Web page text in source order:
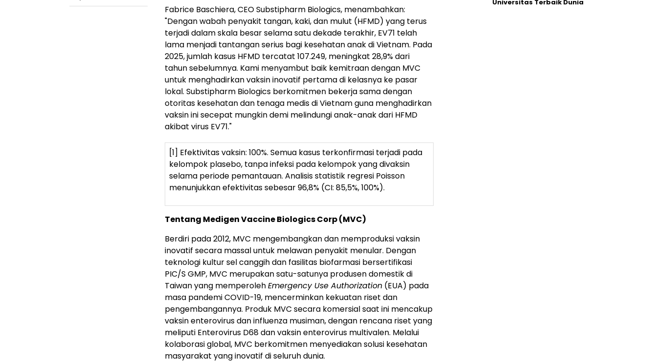
Fabrice Baschiera, CEO Substipharm Biologics, menambahkan:
"Dengan wabah penyakit tangan, kaki, dan mulut (HFMD) yang terus
terjadi dalam skala besar selama satu dekade terakhir, EV71 telah
lama menjadi tantangan serius bagi kesehatan anak di Vietnam. Pada
2025, jumlah kasus HFMD tercatat 107.249, meningkat 28,9% dari
tahun sebelumnya. Kami menyambut baik kemitraan dengan MVC
untuk menghadirkan vaksin inovatif pertama di kelasnya ke pasar
lokal. Substipharm Biologics berkomitmen bekerja sama dengan
otoritas kesehatan dan tenaga medis di Vietnam guna menghadirkan
vaksin ini secepat mungkin demi melindungi anak-anak dari HFMD
akibat virus EV71."
[1] Efektivitas vaksin: 100%. Semua kasus terkonfirmasi terjadi pada
kelompok plasebo, tanpa infeksi pada kelompok yang divaksin
selama periode pemantauan. Analisis statistik regresi Poisson
menunjukkan efektivitas sebesar 96,8% (CI: 85,5%, 100%).
Tentang Medigen Vaccine Biologics Corp (MVC)
Berdiri pada 2012, MVC mengembangkan dan memproduksi vaksin
inovatif secara massal untuk melawan penyakit menular. Dengan
teknologi kultur sel canggih dan fasilitas biofarmasi bersertifikasi
PIC/S GMP, MVC merupakan satu-satunya produsen domestik di
Taiwan yang memperolehEmergency Use Authorization (EUA) pada
masa pandemi COVID-19, mencerminkan kekuatan riset dan
pengembangannya. Produk MVC secara komersial saat ini mencakup
vaksin enterovirus dan influenza musiman, dengan rencana riset yang
meliputi Enterovirus D68 dan vaksin enterovirus multivalen. Melalui
kolaborasi global, MVC berkomitmen menyediakan solusi kesehatan
masyarakat yang inovatif di seluruh dunia.
Universitas Terbaik Dunia